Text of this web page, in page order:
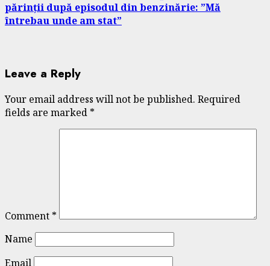
părinții după episodul din benzinărie: ”Mă
întrebau unde am stat”
Leave a Reply
Your email address will not be published. Required
fields are marked *
Comment *
Name
Email